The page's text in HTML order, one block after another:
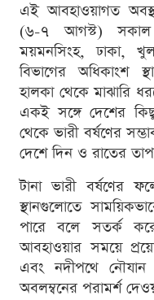
এই আবহাওয়াগত
(৬-৭ আগস্ট) সকাল
ময়মনসিংহ, ঢাকা,
বিভাগের অধিকাংশ
হালকা থেকে মাঝারি
একই সঙ্গে দেশের
থেকে ভারী বর্ষণের
দেশে দিন ও রাতের
টানা ভারী বর্ষণের
স্থানগুলোতে
পারে বলে সতর্ক
আবহাওয়ার সময়ে
এবং নদীপথে নৌযান
অবলম্বনের পরামর্শ